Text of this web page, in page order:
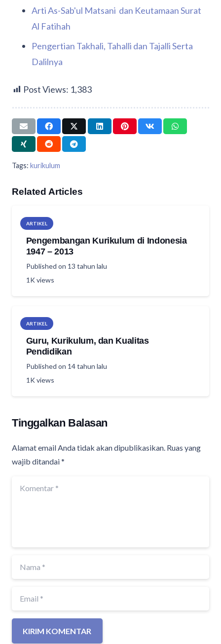
Arti As-Sab'ul Matsani dan Keutamaan Surat
Al Fatihah
Pengertian Takhali, Tahalli dan Tajalli Serta
Dalilnya
Post Views: 1,383
Tags: kurikulum
Related Articles
ARTIKEL
Pengembangan Kurikulum di Indonesia
1947 – 2013
Published on 13 tahun lalu
1Kviews
ARTIKEL
Guru, Kurikulum, dan Kualitas
Pendidikan
Published on 14 tahun lalu
1Kviews
Tinggalkan Balasan
Alamat email Anda tidak akan dipublikasikan. Ruas yang
wajib ditandai*
KIRIM KOMENTAR